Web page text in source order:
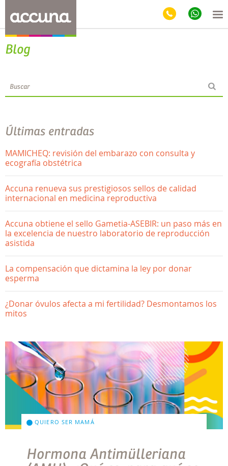
Blog
Últimas entradas
MAMICHEQ: revisión del embarazo con consulta y
ecografía obstétrica
Accuna renueva sus prestigiosos sellos de calidad
internacional en medicina reproductiva
Accuna obtiene el sello Gametia-ASEBIR: un paso más en
la excelencia de nuestro laboratorio de reproducción
asistida
La compensación que dictamina la ley por donar
esperma
¿Donar óvulos afecta a mi fertilidad? Desmontamos los
mitos
QUIERO SER MAMÁ
Hormona Antimülleriana